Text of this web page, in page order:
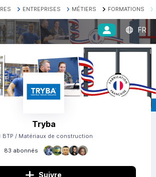
ENTREPRISES MÉTIERS FORMATIONS
FR
Tryba
83 abonnés
BTP / Matériaux de construction
Suivre